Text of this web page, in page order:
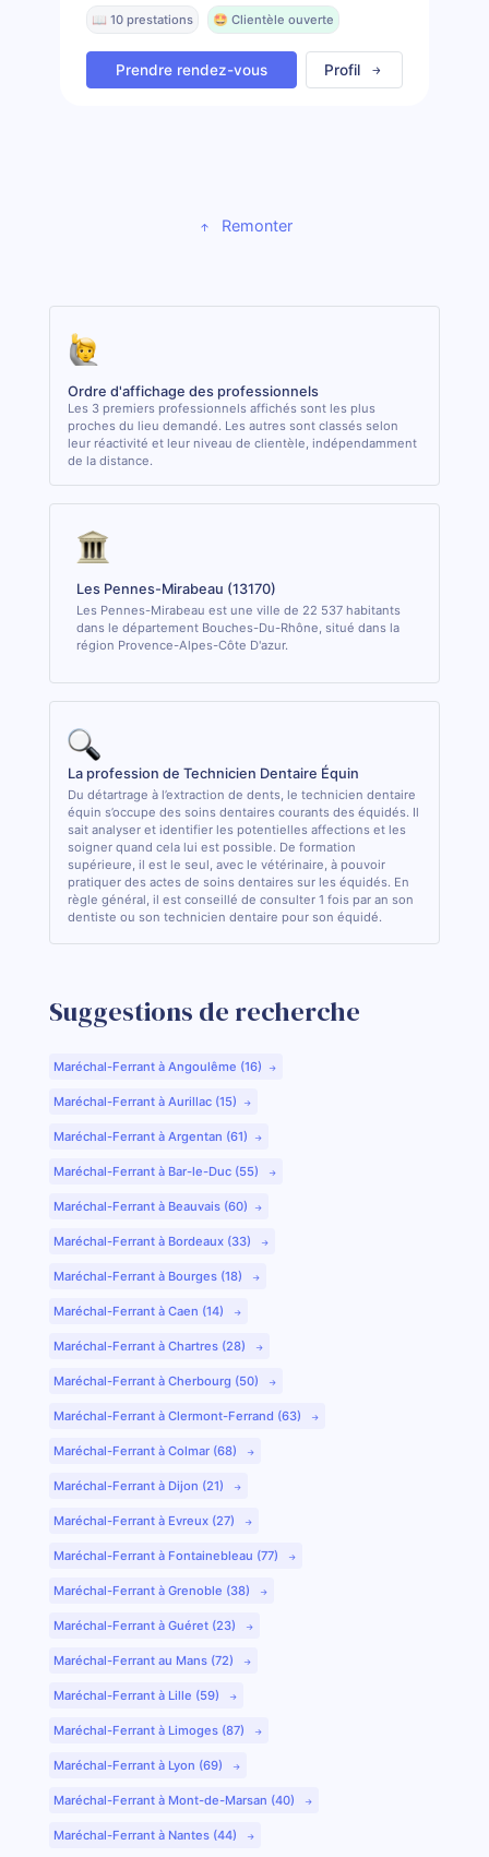
📖 10 prestations 🤩 Clientèle ouverte
Prendre rendez-vous Profil
Remonter
Ordre d'affichage des professionnels
Les 3 premiers professionnels affichés sont les plus
proches du lieu demandé. Les autres sont classés selon
leur réactivité et leur niveau de clientèle, indépendamment
de la distance.
Les Pennes-Mirabeau (13170)
Les Pennes-Mirabeau est une ville de 22 537 habitants
dans le département Bouches-Du-Rhône, situé dans la
région Provence-Alpes-Côte D'azur.
La profession de Technicien Dentaire Équin
Du détartrage à l’extraction de dents, le technicien dentaire
équin s’occupe des soins dentaires courants des équidés. Il
sait analyser et identifier les potentielles affections et les
soigner quand cela lui est possible. De formation
supérieure, il est le seul, avec le vétérinaire, à pouvoir
pratiquer des actes de soins dentaires sur les équidés. En
règle général, il est conseillé de consulter 1 fois par an son
dentiste ou son technicien dentaire pour son équidé.
Suggestions de recherche
Maréchal-Ferrant à Angoulême (16)
Maréchal-Ferrant à Aurillac (15)
Maréchal-Ferrant à Argentan (61)
Maréchal-Ferrant à Bar-le-Duc (55)
Maréchal-Ferrant à Beauvais (60)
Maréchal-Ferrant à Bordeaux (33)
Maréchal-Ferrant à Bourges (18)
Maréchal-Ferrant à Caen (14)
Maréchal-Ferrant à Chartres (28)
Maréchal-Ferrant à Cherbourg (50)
Maréchal-Ferrant à Clermont-Ferrand (63)
Maréchal-Ferrant à Colmar (68)
Maréchal-Ferrant à Dijon (21)
Maréchal-Ferrant à Evreux (27)
Maréchal-Ferrant à Fontainebleau (77)
Maréchal-Ferrant à Grenoble (38)
Maréchal-Ferrant à Guéret (23)
Maréchal-Ferrant au Mans (72)
Maréchal-Ferrant à Lille (59)
Maréchal-Ferrant à Limoges (87)
Maréchal-Ferrant à Lyon (69)
Maréchal-Ferrant à Mont-de-Marsan (40)
Maréchal-Ferrant à Nantes (44)